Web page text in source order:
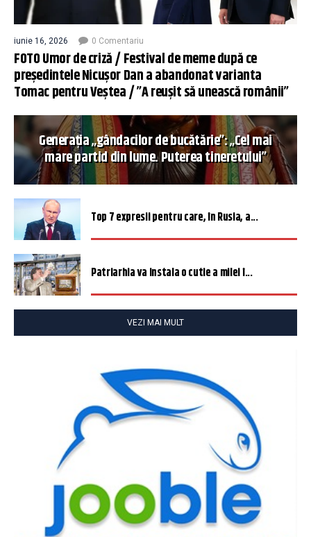
iunie 16, 2026 0 Comentariu
FOTO Umor de criză / Festival de meme după ce
președintele Nicușor Dan a abandonat varianta
Tomac pentru Veștea / ”A reușit să unească românii”
Generația „gândacilor de bucătărie”: „Cel mai
mare partid din lume. Puterea tineretului”
Top 7 expresii pentru care, în Rusia, a...
Patriarhia va instala o cutie a milei î...
VEZI MAI MULT